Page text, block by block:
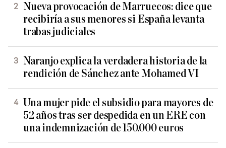
Nueva provocación de Marruecos: dice que
recibiría a sus menores si España levanta
trabas judiciales
Naranjo explica la verdadera historia de la
rendición de Sánchez ante Mohamed VI
Una mujer pide el subsidio para mayores de
52 años tras ser despedida en un ERE con
una indemnización de 150.000 euros